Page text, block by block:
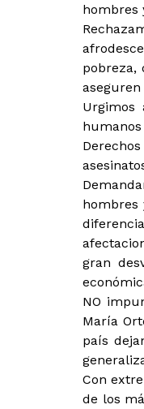
hombres
pobreza,
Urgimos
gran
NO
María
país
Con
de los